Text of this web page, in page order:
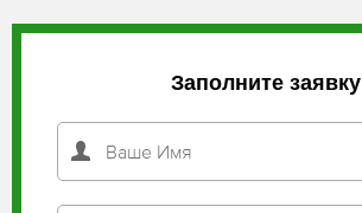
Заполните заявку